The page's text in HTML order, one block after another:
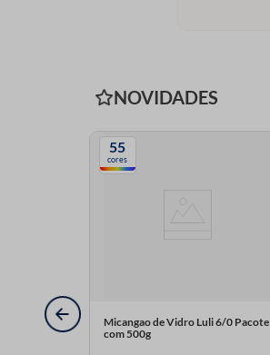
NOVIDADES
55
cores
Micangao de Vidro Luli 6/0 Pacote
com 500g